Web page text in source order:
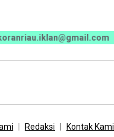
Redaksi Kontak Kami